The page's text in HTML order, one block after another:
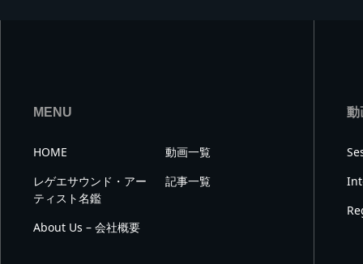
MENU
HOME
動画一覧
レゲエサウンド・アー
ティスト名鑑
記事一覧
About Us – 会社概要
動